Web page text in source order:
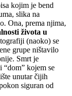
kojim je bend
slika na
Ona, prema njima,
života u
(naoko) se
grupe ništavilo
Smrt je
“dom” kojem se
unutar čijih
siguran od